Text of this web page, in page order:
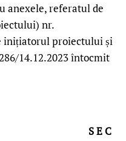
anexele, referatul de
nr.
inițiatorul proiectului și
14.12.2023 întocmit
, S E C